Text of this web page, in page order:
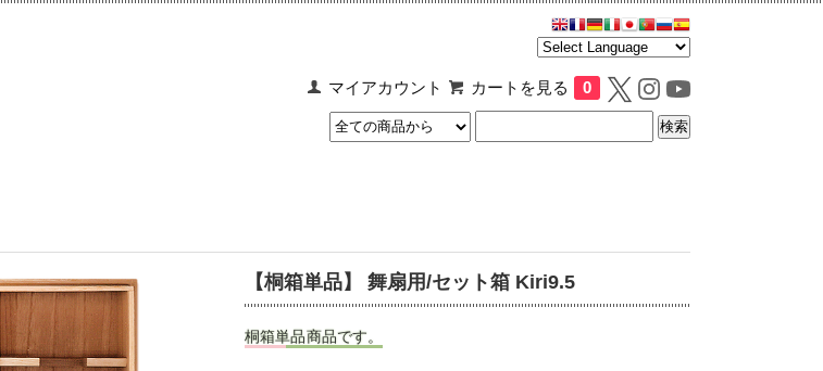
マイアカウント カートを見る 0
【桐箱単品】 舞扇用/セット箱 Kiri9.5
桐箱単品商品です。